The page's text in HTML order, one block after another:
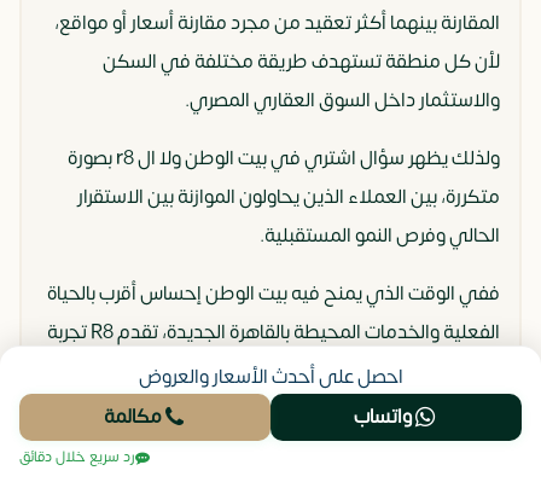
المقارنة بينهما أكثر تعقيد من مجرد مقارنة أسعار أو مواقع،
لأن كل منطقة تستهدف طريقة مختلفة في السكن
والاستثمار داخل السوق العقاري المصري.
ولذلك يظهر سؤال اشتري في بيت الوطن ولا ال r8 بصورة
متكررة، بين العملاء الذين يحاولون الموازنة بين الاستقرار
الحالي وفرص النمو المستقبلية.
ففي الوقت الذي يمنح فيه بيت الوطن إحساس أقرب بالحياة
الفعلية والخدمات المحيطة بالقاهرة الجديدة، تقدم R8 تجربة
مختلفة تعتمد على الحداثة والتوسع السريع داخل العاصمة
الإدارية الجديدة، وهو ما يجعل قرار الاختيار مرتبط بهدف
العميل أكثر من ارتباطه بالمنطقة نفسها.
احصل على أحدث الأسعار والعروض
واتساب
مكالمة
رد سريع خلال دقائق